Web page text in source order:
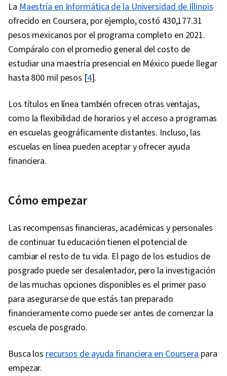
LaMaestría en Informática de la Universidad de Illinois
ofrecido en Coursera, por ejemplo, costó 430,177.31
pesos mexicanos por el programa completo en 2021.
Compáralo con el promedio general del costo de
estudiar una maestría presencial en México puede llegar
hasta 800 mil pesos [4].
Los títulos en línea también ofrecen otras ventajas,
como la flexibilidad de horarios y el acceso a programas
en escuelas geográficamente distantes. Incluso, las
escuelas en línea pueden aceptar y ofrecer ayuda
financiera.
Cómo empezar
Las recompensas financieras, académicas y personales
de continuar tu educación tienen el potencial de
cambiar el resto de tu vida. El pago de los estudios de
posgrado puede ser desalentador, pero la investigación
de las muchas opciones disponibles es el primer paso
para asegurarse de que estás tan preparado
financieramente como puede ser antes de comenzar la
escuela de posgrado.
Busca losrecursos de ayuda financiera en Coursera para
empezar.